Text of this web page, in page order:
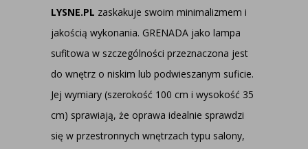
LYSNE.PL zaskakuje swoim minimalizmem i
jakością wykonania. GRENADA jako lampa
sufitowa w szczególności przeznaczona jest
do wnętrz o niskim lub podwieszanym suficie.
Jej wymiary (szerokość 100 cm i wysokość 35
cm) sprawiają, że oprawa idealnie sprawdzi
się w przestronnych wnętrzach typu salony,